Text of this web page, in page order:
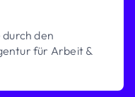
den
für Arbeit &